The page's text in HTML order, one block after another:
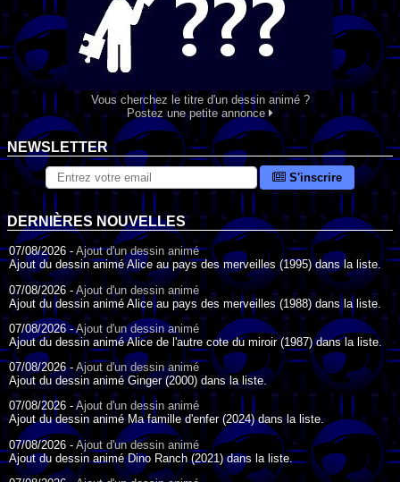
Vous cherchez le titre d'un dessin animé ?
Postez une petite annonce
NEWSLETTER
S'inscrire
DERNIÈRES NOUVELLES
07/08/2026 - Ajout d'un dessin animé
Ajout du dessin animé Alice au pays des merveilles (1995) dans la liste.
07/08/2026 -Ajout d'un dessin animé
Ajout du dessin animé Alice au pays des merveilles (1988) dans la liste.
07/08/2026 -Ajout d'un dessin animé
Ajout du dessin animé Alice de l'autre cote du miroir (1987) dans la liste.
07/08/2026 -Ajout d'un dessin animé
Ajout du dessin animé Ginger (2000) dans la liste.
07/08/2026 - Ajout d'un dessin animé
Ajout du dessin animé Ma famille d'enfer (2024) dans la liste.
07/08/2026 - Ajout d'un dessin animé
Ajout du dessin animé Dino Ranch (2021) dans la liste.